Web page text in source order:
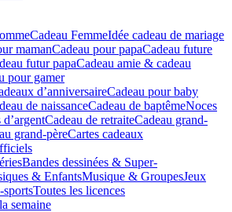
Cadeau FemmeIdée cadeau de mariage​
mamanCadeau pour papaCadeau future
futur papaCadeau amie & cadeau
pour gamer
d’anniversaireCadeau pour baby
de naissanceCadeau de baptêmeNoces
Cadeau de retraiteCadeau grand-
grand-pèreCartes cadeaux
Bandes dessinées & Super-
& EnfantsMusique & GroupesJeux
Toutes les licences
semaine